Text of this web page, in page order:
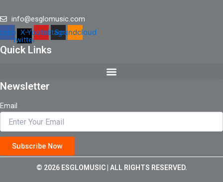
info@esglomusic.com
X-
twitter
YoutubeInstagram
Soundcloud
Quick Links
Newsletter
Email
Subscribe Now
© 2026 ESGLOMUSIC | ALL RIGHTS RESERVED.